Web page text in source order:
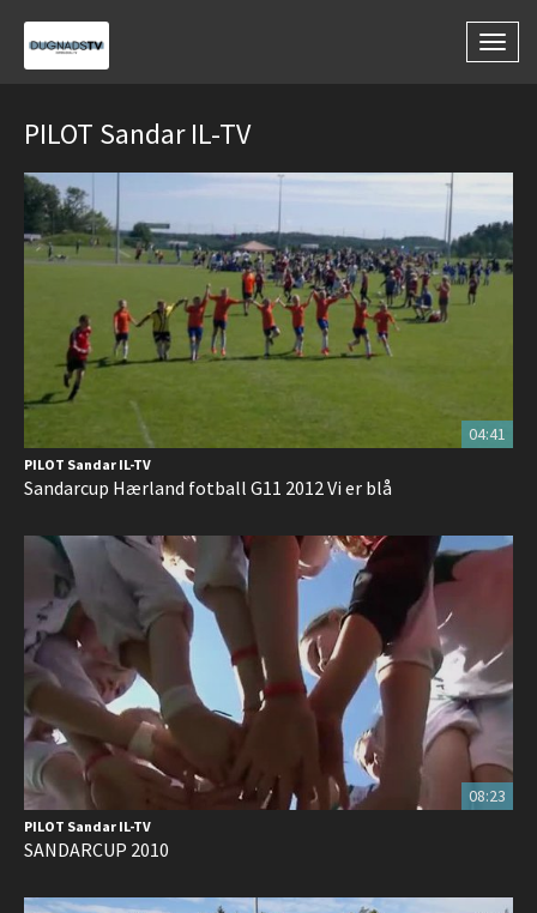
PILOT Sandar IL-TV
04:41
PILOT Sandar IL-TV
Sandarcup Hærland fotball G11 2012 Vi er blå
08:23
PILOT Sandar IL-TV
SANDARCUP 2010